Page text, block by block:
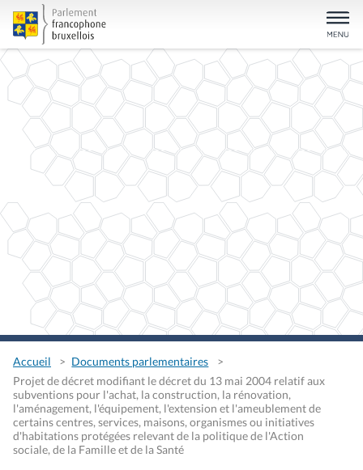
Accueil
Documents parlementaires
Projet de décret modifiant le décret du 13 mai 2004 relatif aux
subventions pour l'achat, la construction, la rénovation,
l'aménagement, l'équipement, l'extension et l'ameublement de
certains centres, services, maisons, organismes ou initiatives
d'habitations protégées relevant de la politique de l'Action
sociale, de la Famille et de la Santé